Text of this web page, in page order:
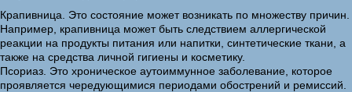
Крапивница. Это состояние может возникать по множеству причин.
Например, крапивница может быть следствием аллергической
реакции на продукты питания или напитки, синтетические ткани, а
также на средства личной гигиены и косметику.
Псориаз. Это хроническое аутоиммунное заболевание, которое
проявляется чередующимися периодами обострений и ремиссий.